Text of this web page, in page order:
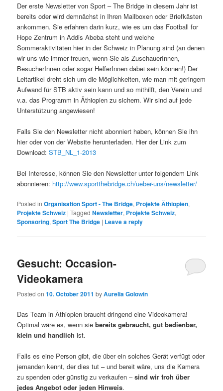
Der erste Newsletter von Sport – The Bridge in diesem Jahr ist
bereits oder wird demnächst in Ihren Mailboxen oder Briefkästen
ankommen. Sie erfahren darin kurz, wie es um das Football for
Hope Zentrum in Addis Abeba steht und welche
Sommeraktivitäten hier in der Schweiz in Planung sind (an denen
wir uns wie immer freuen, wenn Sie als ZuschauerInnen,
BesucherInnen oder sogar HelferInnen dabei sein können!) Der
Leitartikel dreht sich um die Möglichkeiten, wie man mit geringem
Aufwand für STB aktiv sein kann und so mithilft, den Verein und
v.a. das Programm in Äthiopien zu sichern. Wir sind auf jede
Unterstützung angewiesen!
Falls Sie den Newsletter nicht abonniert haben, können Sie ihn
hier oder von der Website herunterladen. Hier der Link zum
Download:STB_NL_1-2013
Bei Interesse, können Sie den Newsletter unter folgendem Link
abonnieren: http://www.sportthebridge.ch/ueber-uns/newsletter/
Posted in Organisation Sport - The Bridge, Projekte Äthiopien,
Projekte Schweiz |Tagged Newsletter, Projekte Schweiz,
Sponsoring,Sport The Bridge | Leave a reply
Gesucht: Occasion-
Videokamera
Posted on10. October 2011 byAurelia Golowin
Das Team in Äthiopien braucht dringend eine Videokamera!
Optimal wäre es, wenn sie bereits gebraucht, gut bedienbar,
klein und handlich ist.
Falls es eine Person gibt, die über ein solches Gerät verfügt oder
jemanden kennt, der dies tut – und bereit wäre, uns die Kamera
zu spenden oder günstig zu verkaufen –sind wir froh über
jedes Angebot oder jeden Hinweis.